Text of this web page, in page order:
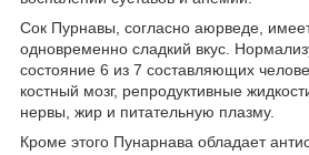
Сок Пурнавы, согласно аюрведе,
одновременно сладкий вкус.
состояние 6 из 7 составляющих
костный мозг, репродуктивные
нервы, жир и питательную плазму.
Кроме этого Пунарнава обладает